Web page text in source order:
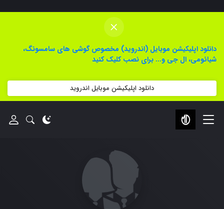
×
دانلود اپلیکیشن موبایل (اندروید) مخصوص گوشی های سامسونگ،
شیائومی، ال جی و... برای نصب کلیک کنید
دانلود اپلیکیشن موبایل اندروید